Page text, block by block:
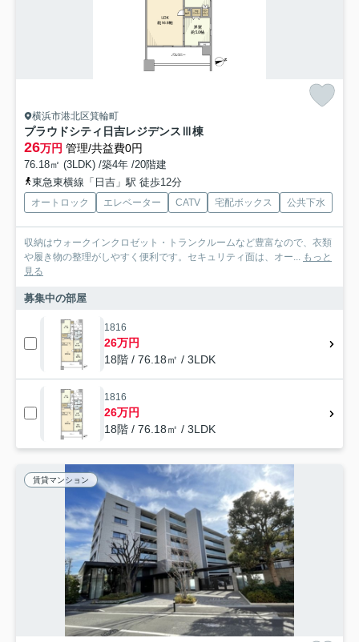
横浜市港北区箕輪町
プラウドシティ日吉レジデンスⅢ棟
26万円 管理/共益費0円
76.18㎡ (3LDK) /築4年 /20階建
東急東横線「日吉」駅 徒歩12分
オートロック エレベーター CATV 宅配ボックス 公共下水
収納はウォークインクロゼット・トランクルームなど豊富なので、衣類
や履き物の整理がしやすく便利です。セキュリティ面は、オー...
もっと
見る
募集中の部屋
1816
26万円
18階 / 76.18㎡ / 3LDK
1816
26万円
18階 / 76.18㎡ / 3LDK
賃貸マンション